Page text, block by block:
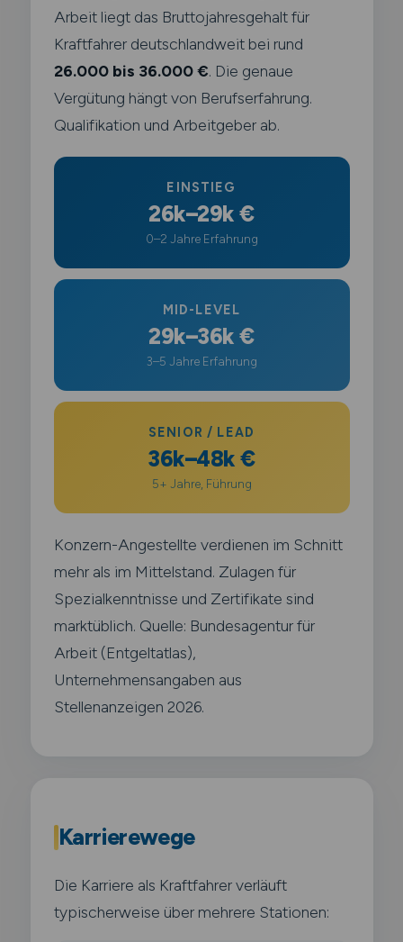
Arbeit liegt das Bruttojahresgehalt für
Kraftfahrer deutschlandweit bei rund
26.000 bis 36.000 €. Die genaue
Vergütung hängt von Berufserfahrung.
Qualifikation und Arbeitgeber ab.
EINSTIEG
26k–29k €
0–2 Jahre Erfahrung
MID-LEVEL
29k–36k €
3–5 Jahre Erfahrung
SENIOR / LEAD
36k–48k €
5+ Jahre, Führung
Konzern-Angestellte verdienen im Schnitt
mehr als im Mittelstand. Zulagen für
Spezialkenntnisse und Zertifikate sind
marktüblich. Quelle: Bundesagentur für
Arbeit (Entgeltatlas),
Unternehmensangaben aus
Stellenanzeigen 2026.
Karrierewege
Die Karriere als Kraftfahrer verläuft
typischerweise über mehrere Stationen: